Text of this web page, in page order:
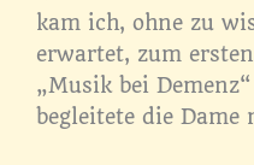
kam ich, ohne zu
erwartet, zum
„Musik bei
begleitete die Dame